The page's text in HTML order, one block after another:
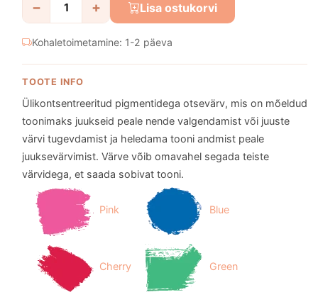
− + Lisa ostukorvi
Kohaletoimetamine: 1-2 päeva
TOOTE INFO
Ülikontsentreeritud pigmentidega otsevärv, mis on mõeldud
toonimaks juukseid peale nende valgendamist või juuste
värvi tugevdamist ja heledama tooni andmist peale
juuksevärvimist. Värve võib omavahel segada teiste
värvidega, et saada sobivat tooni.
Pink Blue
Cherry Green